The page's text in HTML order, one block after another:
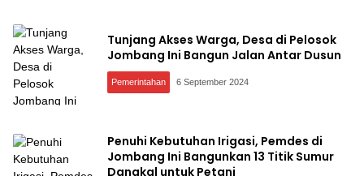
Tunjang Akses Warga, Desa di Pelosok
Jombang Ini Bangun Jalan Antar Dusun
Pemerintahan 6 September 2024
Penuhi Kebutuhan Irigasi, Pemdes di
Jombang Ini Bangunkan 13 Titik Sumur
Dangkal untuk Petani